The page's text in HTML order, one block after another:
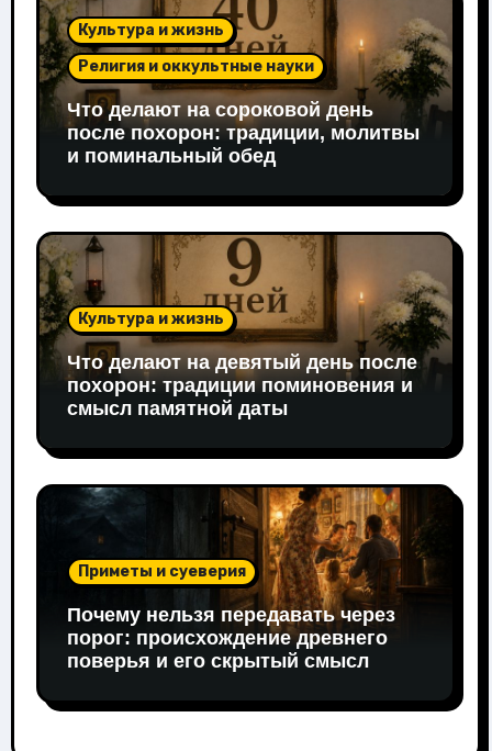
Культура и жизнь
Религия и оккультные науки
Что делают на сороковой день
после похорон: традиции, молитвы
и поминальный обед
Культура и жизнь
Что делают на девятый день после
похорон: традиции поминовения и
смысл памятной даты
Приметы и суеверия
Почему нельзя передавать через
порог: происхождение древнего
поверья и его скрытый смысл